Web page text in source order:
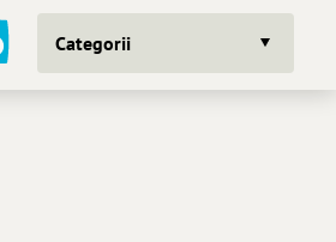
Categorii